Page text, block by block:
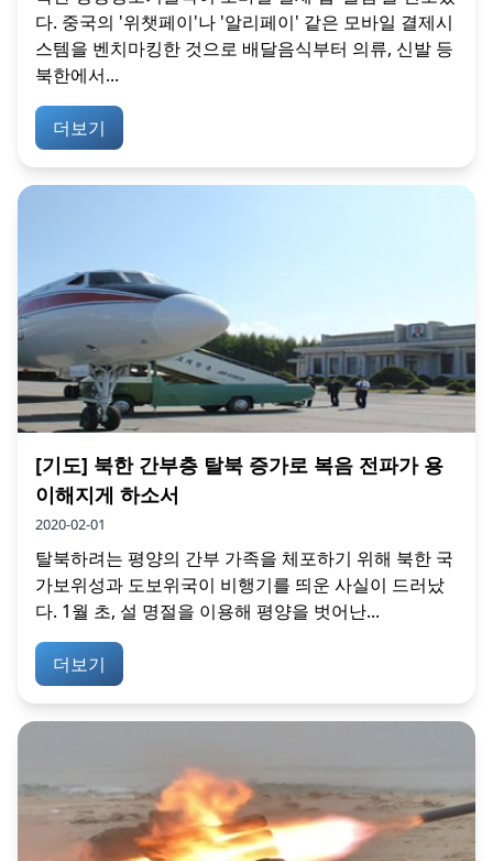
다. 중국의 '위챗페이'나 '알리페이' 같은 모바일 결제시
스템을 벤치마킹한 것으로 배달음식부터 의류, 신발 등
북한에서...
더보기
[기도] 북한 간부층 탈북 증가로 복음 전파가 용
이해지게 하소서
2020-02-01
탈북하려는 평양의 간부 가족을 체포하기 위해 북한 국
가보위성과 도보위국이 비행기를 띄운 사실이 드러났
다. 1월 초, 설 명절을 이용해 평양을 벗어난...
더보기